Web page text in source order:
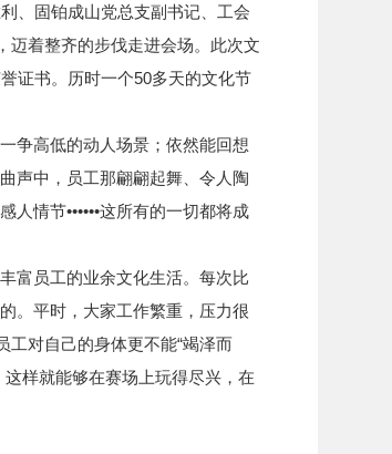
、固铂成山党总支副书记、工会
迈着整齐的步伐走进会场。此次文
证书。历时一个50多天的文化节
争高低的动人场景；依然能回想
声中，员工那翩翩起舞、令人陶
情节••••••这所有的一切都将成
富员工的业余文化生活。每次比
。平时，大家工作繁重，压力很
工对自己的身体更不能“竭泽而
样就能够在赛场上玩得尽兴，在